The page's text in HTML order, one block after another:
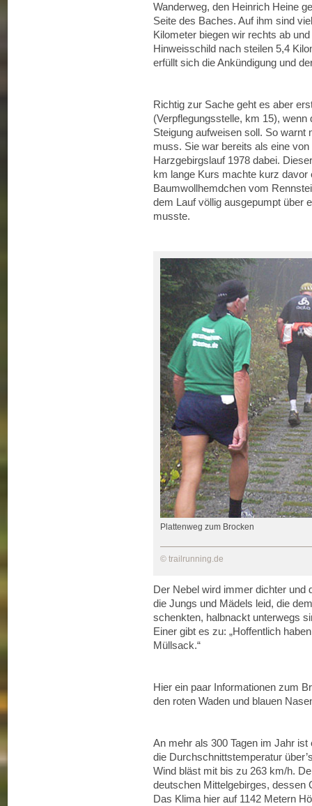
Wanderweg, den Heinrich Heine
Seite des Baches. Auf ihm sind
Kilometer biegen wir rechts ab
Hinweisschild nach steilen 5,4
erfüllt sich die Ankündigung und
Richtig zur Sache geht es aber
(Verpflegungsstelle, km 15),
Steigung aufweisen soll. So
muss. Sie war bereits als eine
Harzgebirgslauf 1978 dabei.
km lange Kurs machte kurz
Baumwollhemdchen vom
dem Lauf völlig ausgepumpt über
musste.
Plattenweg zum Brocken
© trailrunning.de
Der Nebel wird immer dichter und
die Jungs und Mädels leid, die
schenkten, halbnackt unterwegs
Einer gibt es zu: „Hoffentlich
Müllsack.“
Hier ein paar Informationen zum
den roten Waden und blauen
An mehr als 300 Tagen im Jahr
die Durchschnittstemperatur
Wind bläst mit bis zu 263 km/h.
deutschen Mittelgebirges, dessen
Das Klima hier auf 1142 Metern